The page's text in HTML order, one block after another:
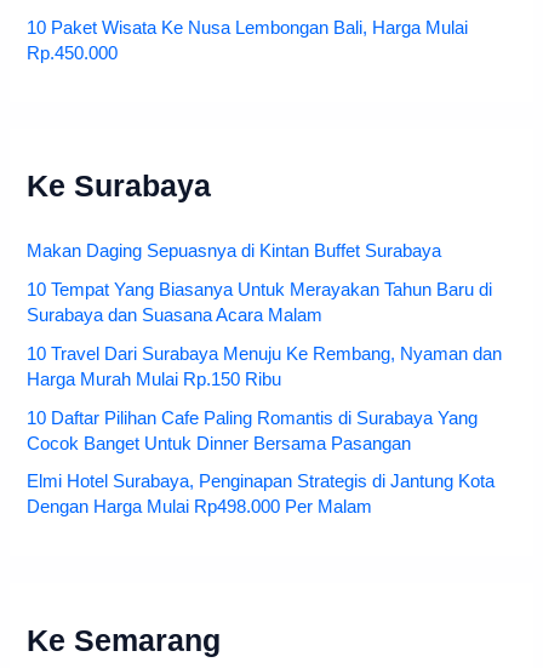
10 Paket Wisata Ke Nusa Lembongan Bali, Harga Mulai
Rp.450.000
Ke Surabaya
Makan Daging Sepuasnya di Kintan Buffet Surabaya
10 Tempat Yang Biasanya Untuk Merayakan Tahun Baru di
Surabaya dan Suasana Acara Malam
10 Travel Dari Surabaya Menuju Ke Rembang, Nyaman dan
Harga Murah Mulai Rp.150 Ribu
10 Daftar Pilihan Cafe Paling Romantis di Surabaya Yang
Cocok Banget Untuk Dinner Bersama Pasangan
Elmi Hotel Surabaya, Penginapan Strategis di Jantung Kota
Dengan Harga Mulai Rp498.000 Per Malam
Ke Semarang